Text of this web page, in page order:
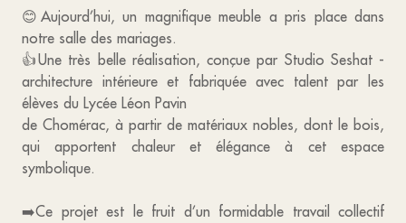
😊Aujourd’hui, un magnifique meuble a pris place dans
notre salle des mariages.
👍Une très belle réalisation, conçue par Studio Seshat -
architecture intérieure et fabriquée avec talent par les
élèves du Lycée Léon Pavin
de Chomérac, à partir de matériaux nobles, dont le bois,
qui apportent chaleur et élégance à cet espace
symbolique.
➡️Ce projet est le fruit d’un formidable travail collectif